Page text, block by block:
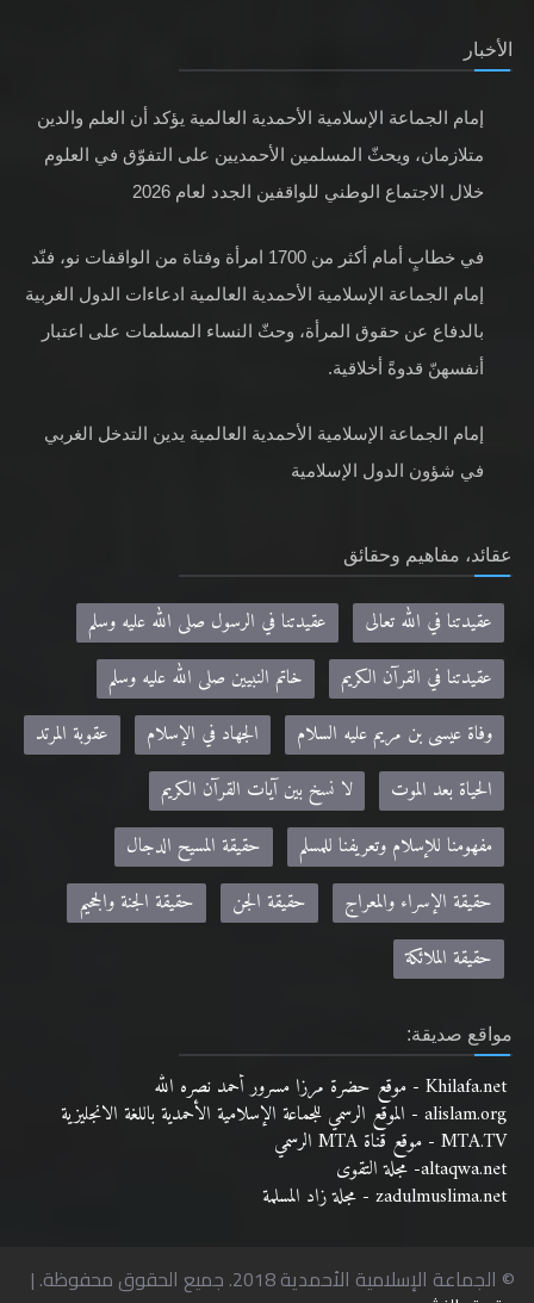
الأخبار
إمام الجماعة الإسلامية الأحمدية العالمية يؤكد أن العلم والدين
متلازمان، ويحثّ المسلمين الأحمديين على التفوّق في العلوم
خلال الاجتماع الوطني للواقفين الجدد لعام 2026
في خطابٍ أمام أكثر من 1700 امرأة وفتاة من الواقفات نو، فنّد
إمام الجماعة الإسلامية الأحمدية العالمية ادعاءات الدول الغربية
بالدفاع عن حقوق المرأة، وحثّ النساء المسلمات على اعتبار
أنفسهنّ قدوةً أخلاقية.
إمام الجماعة الإسلامية الأحمدية العالمية يدين التدخل الغربي
في شؤون الدول الإسلامية
عقائد، مفاهيم وحقائق
عقيدتنا في الله تعالى
عقيدتنا في الرسول صلى الله عليه وسلم
عقيدتنا في القرآن الكريم
خاتم النبيين صلى الله عليه وسلم
وفاة عيسى بن مريم عليه السلام
الجهاد في الإسلام
عقوبة المرتد
الحياة بعد الموت
لا نسخ بين آيات القرآن الكريم
مفهومنا للإسلام وتعريفنا للمسلم
حقيقة المسيح الدجال
حقيقة الإسراء والمعراج
حقيقة الجن
حقيقة الجنة والجحيم
حقيقة الملائكة
مواقع صديقة:
Khilafa.net - موقع حضرة مرزا مسرور أحمد نصره الله
alislam.org - الموقع الرسمي للجماعة الإسلامية الأحمدية باللغة الانجليزية
MTA.TV - موقع قناة MTA الرسمي
altaqwa.net- مجلة التقوى
zadulmuslima.net - مجلة زاد المسلمة
© الجماعة الإسلامية الأحمدية 2018. جميع الحقوق محفوظة. |